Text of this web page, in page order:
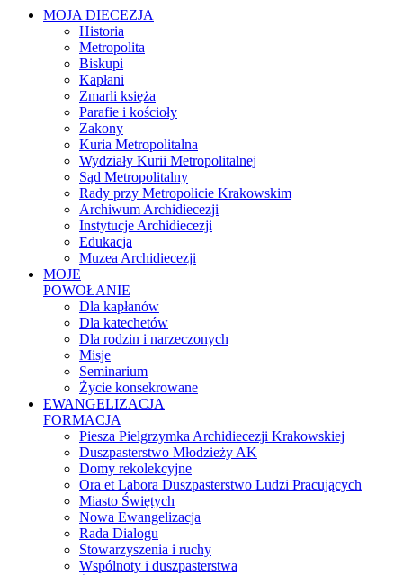
MOJA DIECEZJA
Historia
Metropolita
Biskupi
Kapłani
Zmarli księża
Parafie i kościoły
Zakony
Kuria Metropolitalna
Wydziały Kurii Metropolitalnej
Sąd Metropolitalny
Rady przy Metropolicie Krakowskim
Archiwum Archidiecezji
Instytucje Archidiecezji
Edukacja
Muzea Archidiecezji
MOJE
POWOŁANIE
Dla kapłanów
Dla katechetów
Dla rodzin i narzeczonych
Misje
Seminarium
Życie konsekrowane
EWANGELIZACJA
FORMACJA
Piesza Pielgrzymka Archidiecezji Krakowskiej
Duszpasterstwo Młodzieży AK
Domy rekolekcyjne
Ora et Labora Duszpasterstwo Ludzi Pracujących
Miasto Świętych
Nowa Ewangelizacja
Rada Dialogu
Stowarzyszenia i ruchy
Wspólnoty i duszpasterstwa